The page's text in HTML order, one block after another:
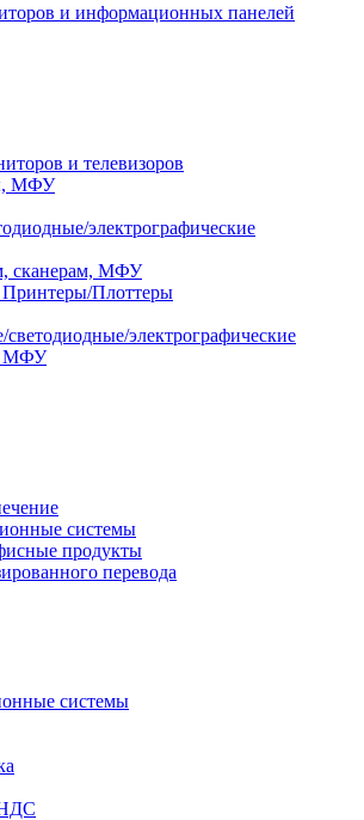
и информационных панелей
и телевизоров
МФУ
электрографические
сканерам, МФУ
Плоттеры
электрографические
МФУ
системы
продукты
перевода
системы